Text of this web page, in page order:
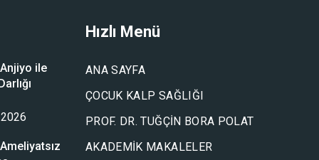
ile
Hızlı Menü
ANA SAYFA
ÇOCUK KALP SAĞLIĞI
PROF. DR. TUĞÇIN BORA POLAT
AKADEMIK MAKALELER